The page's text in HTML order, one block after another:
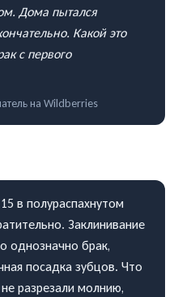
Дома пытался
Какой это
с первого
на Wildberries
в полураспахнутом
Заклинивание
однозначно брак,
посадка зубцов. Что
разрезали молнию,